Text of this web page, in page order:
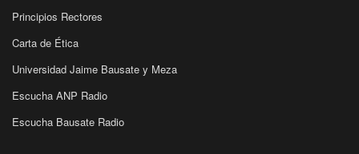
Principios Rectores
Carta de Ética
Universidad Jaime Bausate y Meza
Escucha ANP Radio
Escucha Bausate Radio